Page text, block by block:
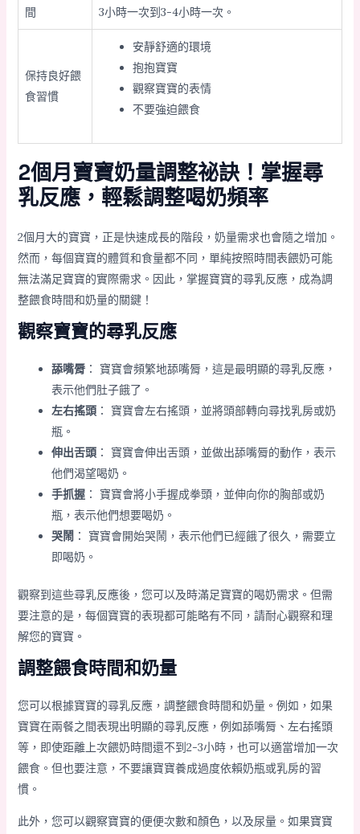
間
3小時一次到3-4小時一次。
保持良好餵
食習慣
安靜舒適的環境
抱抱寶寶
觀察寶寶的表情
不要強迫餵食
2個月寶寶奶量調整祕訣！掌握尋
乳反應，輕鬆調整喝奶頻率
2個月大的寶寶，正是快速成長的階段，奶量需求也會隨之增加。
然而，每個寶寶的體質和食量都不同，單純按照時間表餵奶可能
無法滿足寶寶的實際需求。因此，掌握寶寶的尋乳反應，成為調
整餵食時間和奶量的關鍵！
觀察寶寶的尋乳反應
舔嘴脣： 寶寶會頻繁地舔嘴脣，這是最明顯的尋乳反應，
表示他們肚子餓了。
左右搖頭： 寶寶會左右搖頭，並將頭部轉向尋找乳房或奶
瓶。
伸出舌頭： 寶寶會伸出舌頭，並做出舔嘴脣的動作，表示
他們渴望喝奶。
手抓握： 寶寶會將小手握成拳頭，並伸向你的胸部或奶
瓶，表示他們想要喝奶。
哭鬧 ： 寶寶會開始哭鬧，表示他們已經餓了很久，需要立
即喝奶。
觀察到這些尋乳反應後，您可以及時滿足寶寶的喝奶需求。但需
要注意的是，每個寶寶的表現都可能略有不同，請耐心觀察和理
解您的寶寶。
調整餵食時間和奶量
您可以根據寶寶的尋乳反應，調整餵食時間和奶量。例如，如果
寶寶在兩餐之間表現出明顯的尋乳反應，例如舔嘴脣、左右搖頭
等，即使距離上次餵奶時間還不到2-3小時，也可以適當增加一次
餵食。但也要注意，不要讓寶寶養成過度依賴奶瓶或乳房的習
慣。
此外，您可以觀察寶寶的便便次數和顏色，以及尿量。如果寶寶